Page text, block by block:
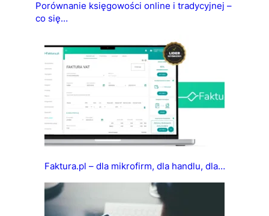
Porównanie księgowości online i tradycyjnej –
co się…
Faktura.pl – dla mikrofirm, dla handlu, dla…